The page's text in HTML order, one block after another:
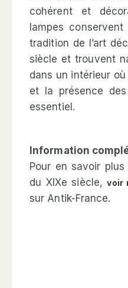
cohérent et
lampes
tradition de l’art
siècle et trouvent
dans un intérieur
et la présence
essentiel.
Information
Pour en savoir
du XIXe siècle,voir
sur Antik-France.